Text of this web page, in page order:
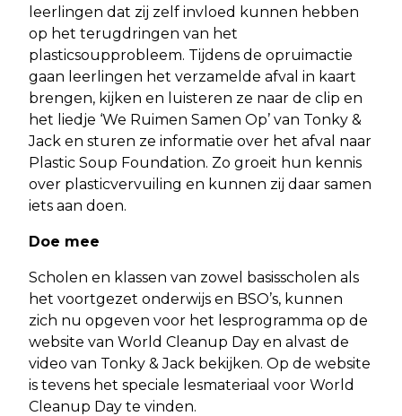
leerlingen dat zij zelf invloed kunnen hebben
op het terugdringen van het
plasticsoupprobleem. Tijdens de opruimactie
gaan leerlingen het verzamelde afval in kaart
brengen, kijken en luisteren ze naar de clip en
het liedje ‘We Ruimen Samen Op’ van Tonky &
Jack en sturen ze informatie over het afval naar
Plastic Soup Foundation. Zo groeit hun kennis
over plasticvervuiling en kunnen zij daar samen
iets aan doen.
Doe mee
Scholen en klassen van zowel basisscholen als
het voortgezet onderwijs en BSO’s, kunnen
zich nu opgeven voor het lesprogramma op de
website van World Cleanup Day en alvast de
video van Tonky & Jack bekijken. Op de website
is tevens het speciale lesmateriaal voor World
Cleanup Day te vinden.